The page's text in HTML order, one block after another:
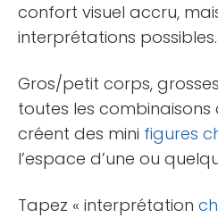
confort visuel accru,
interprétations possibles.
Gros/petit corps,
toutes les
créent des mini figures
l’espace d’une ou
Tapez « interprétation